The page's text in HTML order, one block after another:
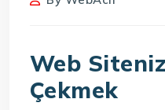
Web
Çekmek